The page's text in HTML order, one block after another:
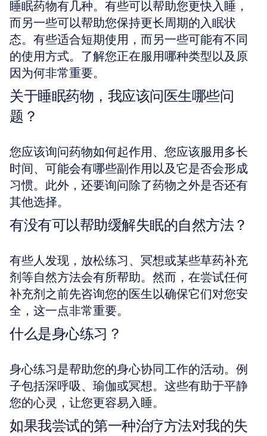
睡眠药物有几种。有些可以帮助您更快入睡，
而另一些可以帮助您保持更长周期的入眠状
态。有些适合短期使用，而另一些可能有不同
的使用方式。了解您正在服用哪种类型以及原
因为何非常重要。
关于睡眠药物，我应该问医生哪些问
题？
您应该询问药物如何起作用、您应该服用多长
时间、可能会有哪些副作用以及它是否会形成
习惯。此外，还要询问除了药物之外是否还有
其他选择。
有没有可以帮助缓解失眠的自然方法？
有些人发现，放松练习、冥想或某些草药补充
剂等自然方法会有所帮助。然而，在尝试任何
补充剂之前先咨询您的医生以确保它们对您安
全，这一点非常重要。
什么是身心练习？
身心练习是帮助您的身心协同工作的活动。例
子包括深呼吸、瑜伽或冥想。这些有助于平静
您的心灵，让您更容易入睡。
如果我尝试的第一种治疗方法对我的失